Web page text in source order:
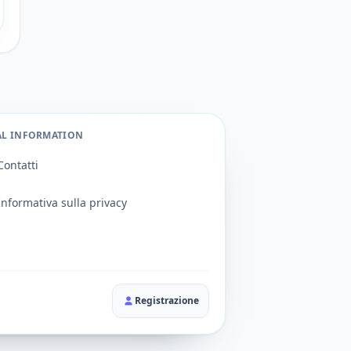
INFORMATION
sulla privacy
Registrazione